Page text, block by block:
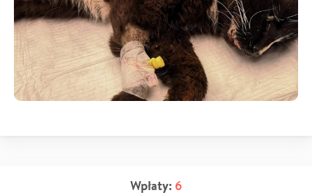
Wpłaty: 6